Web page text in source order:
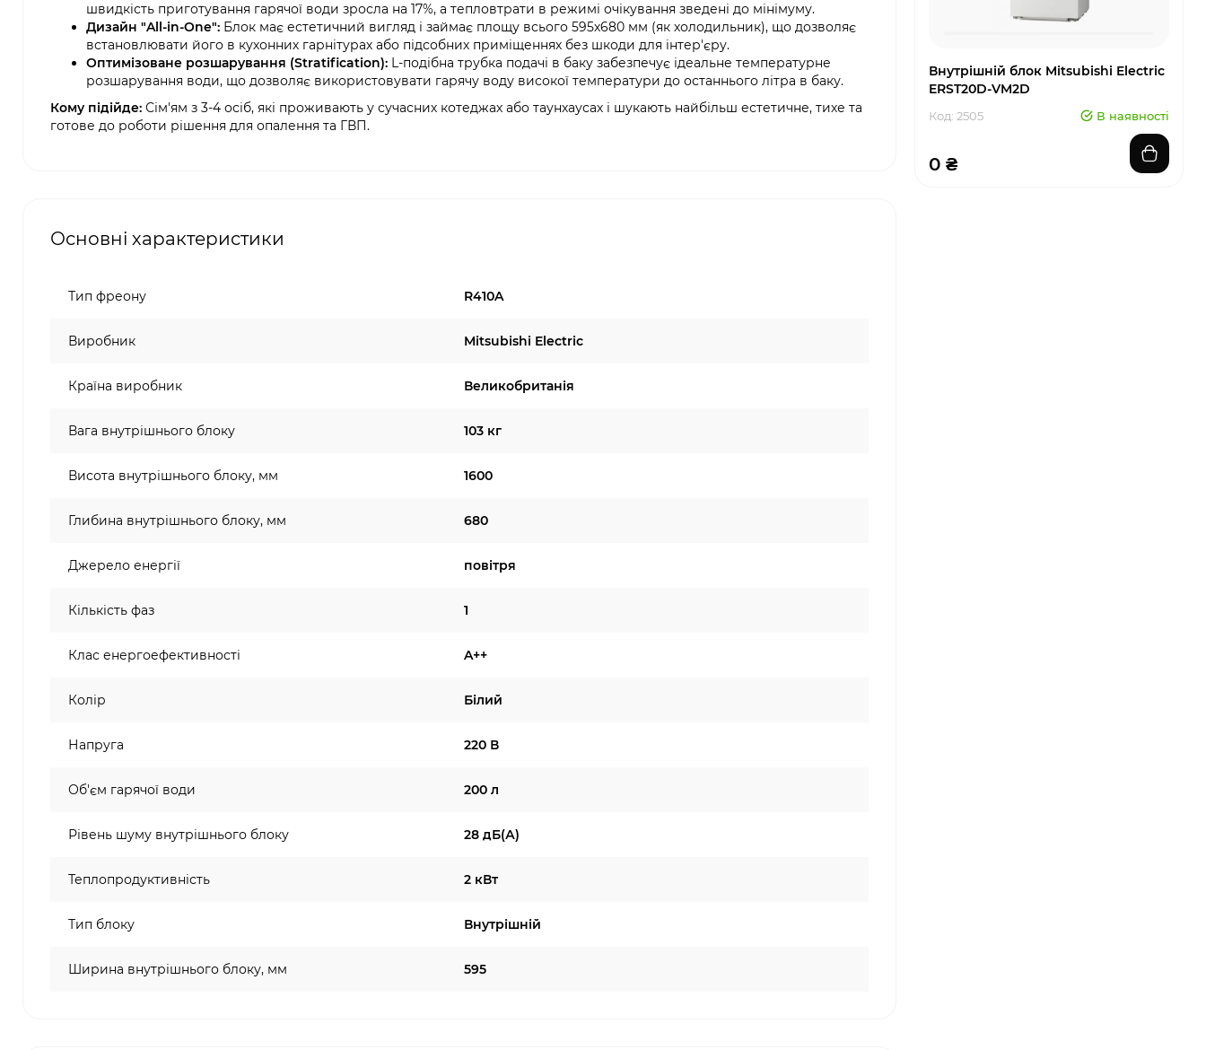
швидкість приготування гарячої води зросла на 17%, а тепловтрати в режимі очікування зведені до мінімуму.
Дизайн "All-in-One": Блок має естетичний вигляд і займає площу всього 595х680 мм (як холодильник), що дозволяє
встановлювати його в кухонних гарнітурах або підсобних приміщеннях без шкоди для інтер'єру.
Оптимізоване розшарування (Stratification): L-подібна трубка подачі в баку забезпечує ідеальне температурне
розшарування води, що дозволяє використовувати гарячу воду високої температури до останнього літра в баку.
Кому підійде: Сім'ям з 3-4 осіб, які проживають у сучасних котеджах або таунхаусах і шукають найбільш естетичне, тихе та
готове до роботи рішення для опалення та ГВП.
Основні характеристики
Тип фреону R410A
Виробник Mitsubishi Electric
Країна виробник Великобританія
Вага внутрішнього блоку 103 кг
Висота внутрішнього блоку, мм 1600
Глибина внутрішнього блоку, мм 680
Джерело енергії повітря
Кількість фаз 1
Клас енергоефективності A++
Колір Білий
Напруга 220 В
Об'єм гарячої води 200 л
Рівень шуму внутрішнього блоку 28 дБ(А)
Теплопродуктивність 2 кВт
Тип блоку Внутрішній
Ширина внутрішнього блоку, мм 595
Внутрішній блок Mitsubishi Electric
ERST20D-VM2D
Код: 2505 В наявності
0 ₴